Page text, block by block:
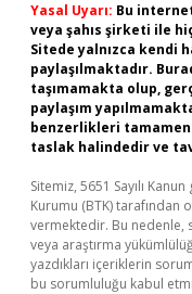
Yasal Uyarı: Bu
veya şahıs şirketi ile
Sitede yalnızca kendi
paylaşılmaktadır.
taşımamakta olup,
paylaşım
benzerlikleri
taslak halindedir ve
Sitemiz, 5651 Sayılı
Kurumu (BTK) tarafından
vermektedir. Bu
veya araştırma
yazdıkları içeriklerin
bu sorumluluğu kabul